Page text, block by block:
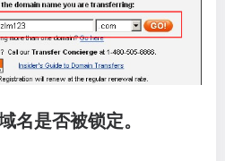
名是否被锁定。